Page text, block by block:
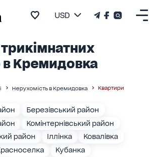
USD
в Кремидовка
Нерухомість в Кремидовка Квартири
Березівський район
Комінтернівський район
район
Іллінка
Ковалівка
Кубанка